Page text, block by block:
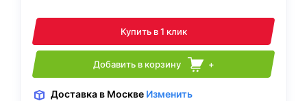
Купить в 1 клик
Добавить в корзину +
Доставка в Москве Изменить